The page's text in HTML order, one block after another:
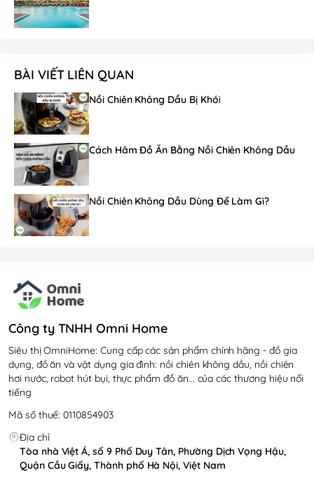
BÀI VIẾT LIÊN QUAN
Nồi Chiên Không Dầu Bị Khói
Cách Hâm Đồ Ăn Bằng Nồi Chiên Không Dầu
Nồi Chiên Không Dầu Dùng Để Làm Gì?
Công ty TNHH Omni Home
Siêu thị OmniHome: Cung cấp các sản phẩm chính hãng - đồ gia
dụng, đồ ăn và vật dụng gia đình: nồi chiên không dầu, nồi chiên
hơi nước, robot hút bụi, thực phẩm đồ ăn... của các thương hiệu nổi
tiếng
Mã số thuế: 0110854903
Địa chỉ
Tòa nhà Việt Á, số 9 Phố Duy Tân, Phường Dịch Vọng Hậu,
Quận Cầu Giấy, Thành phố Hà Nội, Việt Nam